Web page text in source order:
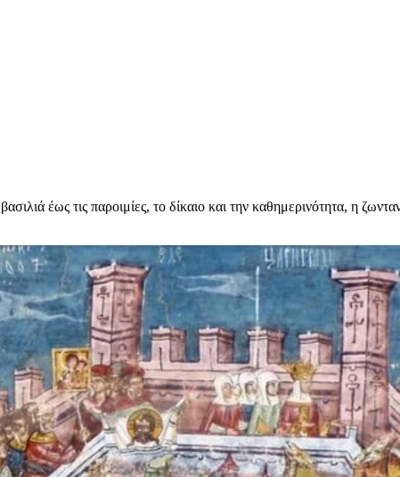
έως τις παροιμίες, το δίκαιο και την καθημερινότητα, η